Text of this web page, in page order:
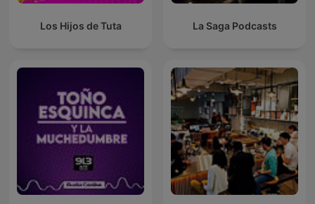
Los Hijos de Tuta La Saga Podcasts